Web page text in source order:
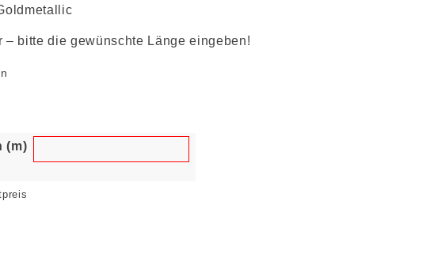
bitte die gewünschte Länge eingeben!
(m)